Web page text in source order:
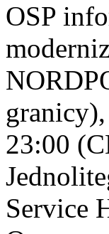
OSP
23:00
Service